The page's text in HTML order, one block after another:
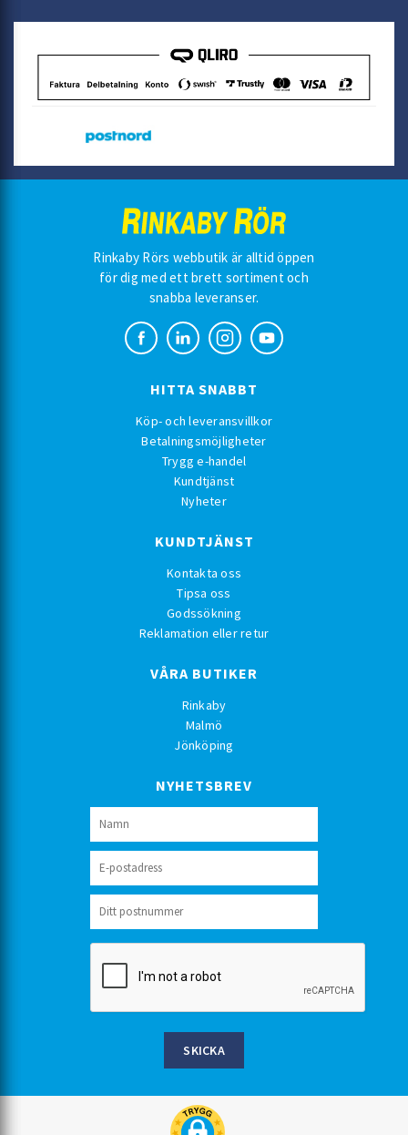
Rinkaby Rörs webbutik är alltid öppen
för dig med ett brett sortiment och
snabba leveranser.
HITTA SNABBT
Köp- och leveransvillkor
Betalningsmöjligheter
Trygg e-handel
Kundtjänst
Nyheter
KUNDTJÄNST
Kontakta oss
Tipsa oss
Godssökning
Reklamation eller retur
VÅRA BUTIKER
Rinkaby
Malmö
Jönköping
NYHETSBREV
SKICKA